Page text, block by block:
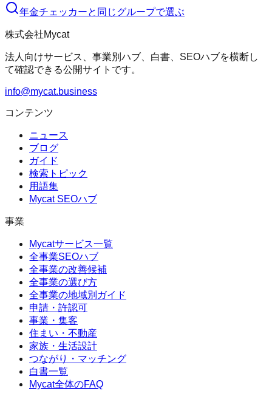
年金チェッカーと同じグループで選ぶ
株式会社Mycat
法人向けサービス、事業別ハブ、白書、SEOハブを横断し
て確認できる公開サイトです。
info@mycat.business
コンテンツ
ニュース
ブログ
ガイド
検索トピック
用語集
Mycat SEOハブ
事業
Mycatサービス一覧
全事業SEOハブ
全事業の改善候補
全事業の選び方
全事業の地域別ガイド
申請・許認可
事業・集客
住まい・不動産
家族・生活設計
つながり・マッチング
白書一覧
Mycat全体のFAQ